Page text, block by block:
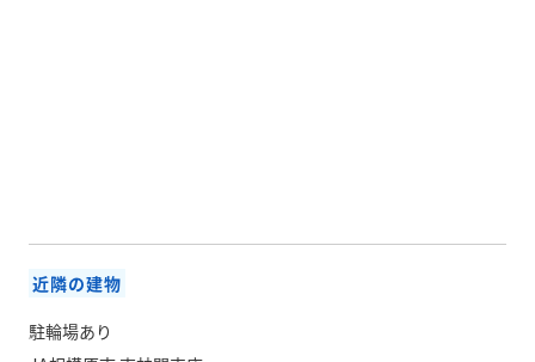
近隣の建物
駐輪場あり